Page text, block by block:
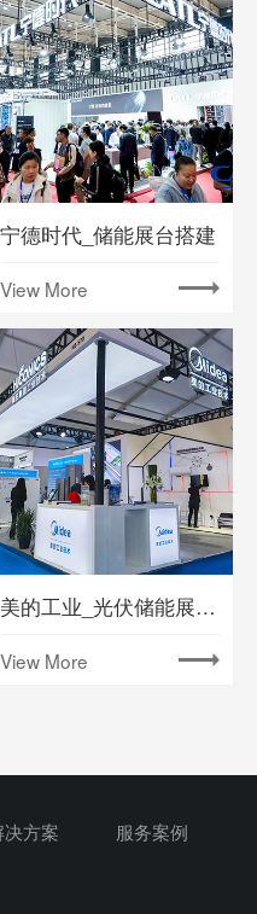
宁德时代_储能展台搭建
View More
美的工业_光伏储能展会搭建
View More
方案
服务案例